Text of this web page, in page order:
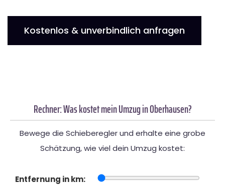
Kostenlos & unverbindlich anfragen
Rechner: Was kostet mein Umzug in Oberhausen?
Bewege die Schieberegler und erhalte eine grobe
Schätzung, wie viel dein Umzug kostet:
Entfernung in km: